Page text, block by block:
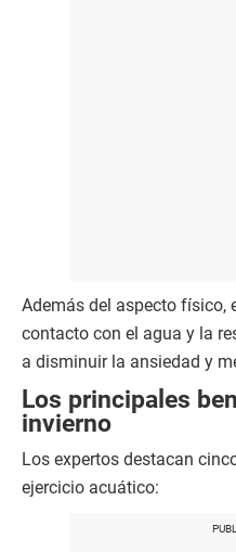
Además del aspecto físico,
contacto con el agua y la
a disminuir la ansiedad y
Los principales
invierno
Los expertos destacan
ejercicio acuático: